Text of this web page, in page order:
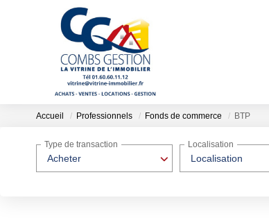
Accueil Professionnels Fonds de commerce BTP
Acheter
Type de transaction
Localisation
Localisation